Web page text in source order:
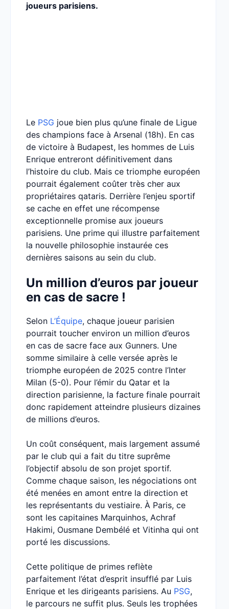
joueurs parisiens.
Le PSG joue bien plus qu’une finale de Ligue
des champions face à Arsenal (18h). En cas
de victoire à Budapest, les hommes de Luis
Enrique entreront définitivement dans
l’histoire du club. Mais ce triomphe européen
pourrait également coûter très cher aux
propriétaires qataris. Derrière l’enjeu sportif
se cache en effet une récompense
exceptionnelle promise aux joueurs
parisiens. Une prime qui illustre parfaitement
la nouvelle philosophie instaurée ces
dernières saisons au sein du club.
Un million d’euros par joueur
en cas de sacre !
Selon L’Équipe, chaque joueur parisien
pourrait toucher environ un million d’euros
en cas de sacre face aux Gunners. Une
somme similaire à celle versée après le
triomphe européen de 2025 contre l’Inter
Milan (5-0). Pour l’émir du Qatar et la
direction parisienne, la facture finale pourrait
donc rapidement atteindre plusieurs dizaines
de millions d’euros.
Un coût conséquent, mais largement assumé
par le club qui a fait du titre suprême
l’objectif absolu de son projet sportif.
Comme chaque saison, les négociations ont
été menées en amont entre la direction et
les représentants du vestiaire. À Paris, ce
sont les capitaines Marquinhos, Achraf
Hakimi, Ousmane Dembélé et Vitinha qui ont
porté les discussions.
Cette politique de primes reflète
parfaitement l’état d’esprit insufflé par Luis
Enrique et les dirigeants parisiens. Au PSG,
le parcours ne suffit plus. Seuls les trophées